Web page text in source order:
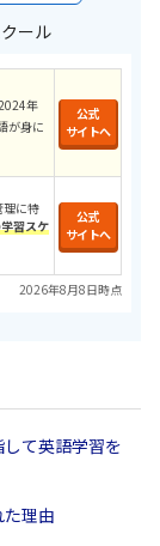
ール
年
が身に
公式
サイトへ
理に特
習スケ
公式
サイトへ
2026年8月8日時点
て英語学習を
理由